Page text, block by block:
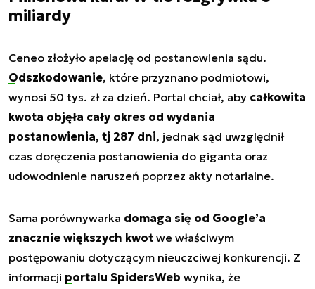
miliardy
Ceneo złożyło apelację od postanowienia sądu.
Odszkodowanie, które przyznano podmiotowi,
wynosi 50 tys. zł za dzień. Portal chciał, aby całkowita
kwota objęła cały okres od wydania
postanowienia, tj 287 dni, jednak sąd uwzględnił
czas doręczenia postanowienia do giganta oraz
udowodnienie naruszeń poprzez akty notarialne.
Sama porównywarka domaga się od Google’a
znacznie większych kwot we właściwym
postępowaniu dotyczącym nieuczciwej konkurencji. Z
informacji portalu SpidersWeb wynika, że